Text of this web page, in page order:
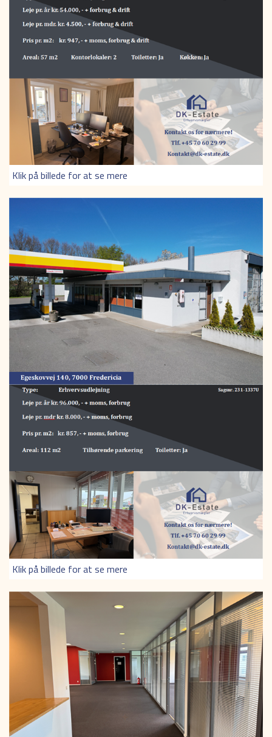
Klik på billede for at se mere
Klik på billede for at se mere